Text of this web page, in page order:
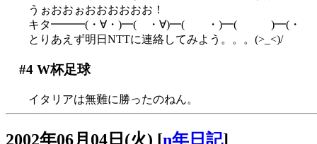
うぉおおぉおおおおおお！
キタ━━━(・∀・)━( ・∀)━( ・)━( )━(・
とりあえず明日NTTに連絡してみよう。。。(>_<)/
#4W杯足球
イタリアは無難に勝ったのねん。
2002年06月04日(火) [n年日記]